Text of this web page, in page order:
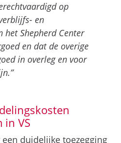
op
en
het Shepherd Center
en dat de overige
in overleg en voor
VS
duidelijke toezegging